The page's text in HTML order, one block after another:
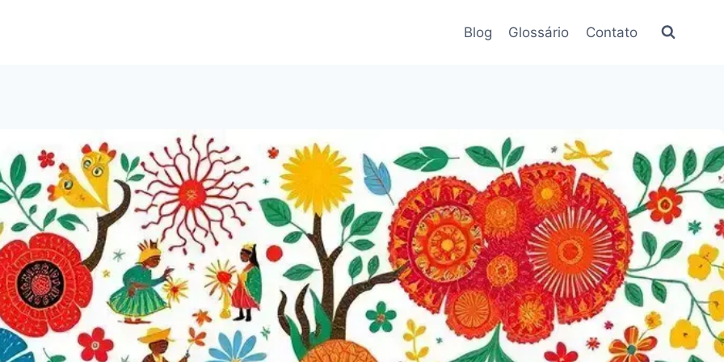
Blog Glossário Contato